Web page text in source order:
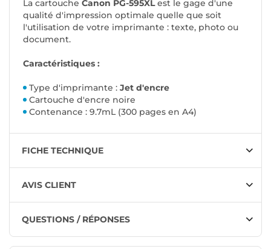
La cartouche Canon PG-595XLest le gage d'une
qualité d'impression optimale quelle que soit
l'utilisation de votre imprimante : texte, photo ou
document.
Caractéristiques :
Type d'imprimante : Jet d'encre
Cartouche d'encre noire
Contenance : 9.7mL (300 pages en A4)
FICHE TECHNIQUE
AVIS CLIENT
QUESTIONS / RÉPONSES